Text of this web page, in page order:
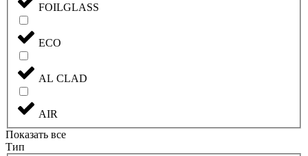
FOILGLASS
ECO
AL CLAD
AIR
Показать все
Тип